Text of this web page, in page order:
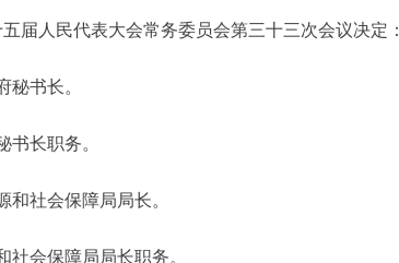
人民代表大会常务委员会第三十三次会议决定：
书长。
长职务。
社会保障局局长。
会保障局局长职务。